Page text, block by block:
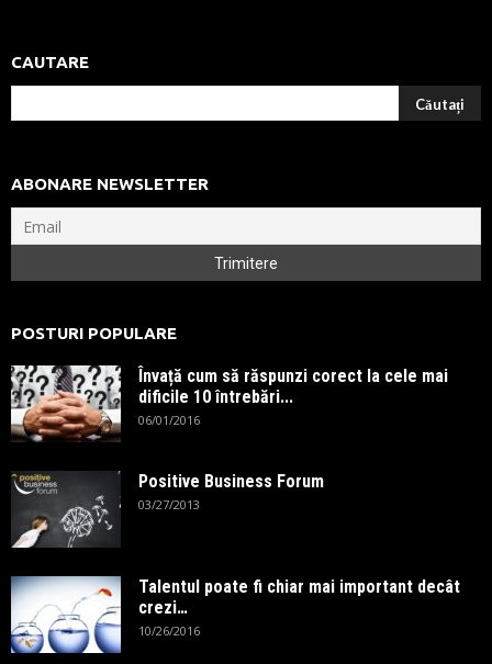
CAUTARE
ABONARE NEWSLETTER
POSTURI POPULARE
Învață cum să răspunzi corect la cele mai
dificile 10 întrebări...
06/01/2016
Positive Business Forum
03/27/2013
Talentul poate fi chiar mai important decât
crezi…
10/26/2016